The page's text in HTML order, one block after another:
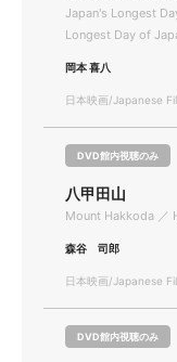
Japan's Longest
Longest Day of
岡本 喜八
日本映画/Japanese
DVD館内視聴のみ
八甲田山
Mount Hakkoda ／
森谷 司郎
日本映画/Japanese
DVD館内視聴のみ